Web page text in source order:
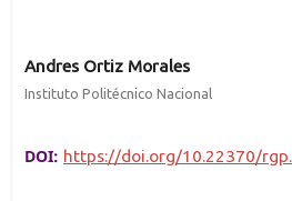
Andres Ortiz Morales
Instituto Politécnico Nacional
DOI: https://doi.org/10.22370/